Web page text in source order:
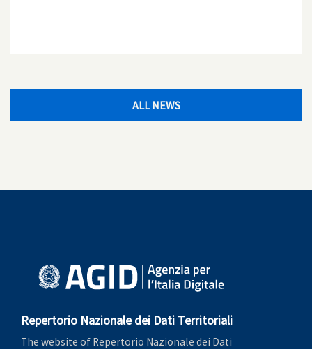
ALL NEWS
Repertorio Nazionale dei Dati Territoriali
The website of Repertorio Nazionale dei Dati